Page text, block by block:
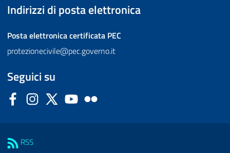
Indirizzi di posta elettronica
Posta elettronica certificata PEC
protezionecivile@pec.governo.it
Seguici su
FacebookInstagram
Twitter YouTube
RSS